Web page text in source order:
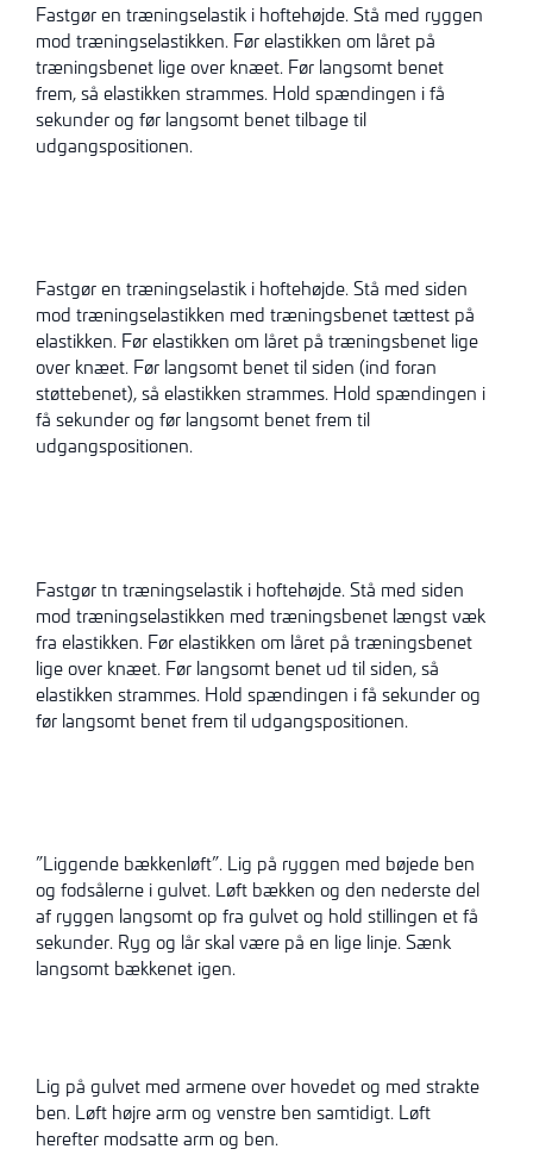
Fastgør en træningselastik i hoftehøjde. Stå med ryggen
mod træningselastikken. Før elastikken om låret på
træningsbenet lige over knæet. Før langsomt benet
frem, så elastikken strammes. Hold spændingen i få
sekunder og før langsomt benet tilbage til
udgangspositionen.
Fastgør en træningselastik i hoftehøjde. Stå med siden
mod træningselastikken med træningsbenet tættest på
elastikken. Før elastikken om låret på træningsbenet lige
over knæet. Før langsomt benet til siden (ind foran
støttebenet), så elastikken strammes. Hold spændingen i
få sekunder og før langsomt benet frem til
udgangspositionen.
Fastgør tn træningselastik i hoftehøjde. Stå med siden
mod træningselastikken med træningsbenet længst væk
fra elastikken. Før elastikken om låret på træningsbenet
lige over knæet. Før langsomt benet ud til siden, så
elastikken strammes. Hold spændingen i få sekunder og
før langsomt benet frem til udgangspositionen.
”Liggende bækkenløft”. Lig på ryggen med bøjede ben
og fodsålerne i gulvet. Løft bækken og den nederste del
af ryggen langsomt op fra gulvet og hold stillingen et få
sekunder. Ryg og lår skal være på en lige linje. Sænk
langsomt bækkenet igen.
Lig på gulvet med armene over hovedet og med strakte
ben. Løft højre arm og venstre ben samtidigt. Løft
herefter modsatte arm og ben.